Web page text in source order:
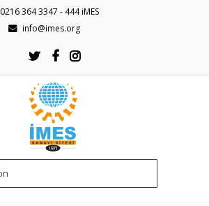
0216 364 3347 - 444 iMES
info@imes.org